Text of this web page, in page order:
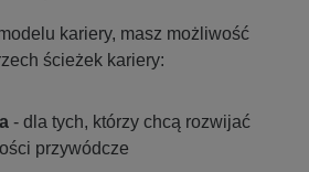
kariery, masz możliwość
ścieżek kariery:
- dla tych, którzy chcą rozwijać
przywódcze